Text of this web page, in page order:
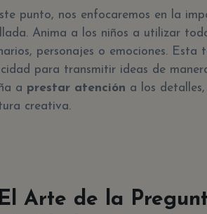
punto, nos enfocaremos en la
Anima a los niños a utilizar
personajes o emociones. Esta
para transmitir ideas de
a prestar atención a los
creativa.
Arte de la